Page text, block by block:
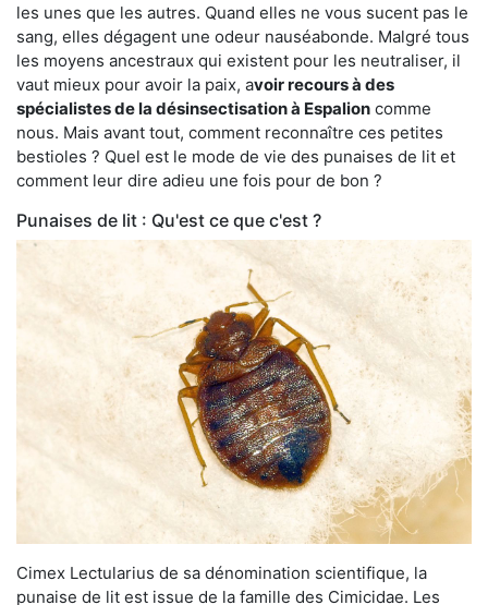
les unes que les autres. Quand elles ne vous sucent pas le
sang, elles dégagent une odeur nauséabonde. Malgré tous
les moyens ancestraux qui existent pour les neutraliser, il
vaut mieux pour avoir la paix, avoir recours à des
spécialistes de la désinsectisation à Espalion comme
nous. Mais avant tout, comment reconnaître ces petites
bestioles ? Quel est le mode de vie des punaises de lit et
comment leur dire adieu une fois pour de bon ?
Punaises de lit : Qu'est ce que c'est ?
Cimex Lectularius de sa dénomination scientifique, la
punaise de lit est issue de la famille des Cimicidae. Les